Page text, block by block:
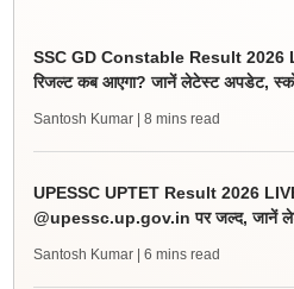
SSC GD Constable Result 2026
रिजल्ट कब आएगा? जानें लेटेस्ट अपडेट,
Santosh Kumar | 8 mins read
UPESSC UPTET Result 2026 LIVE:
@upessc.up.gov.in पर जल्द, जानें
Santosh Kumar | 6 mins read